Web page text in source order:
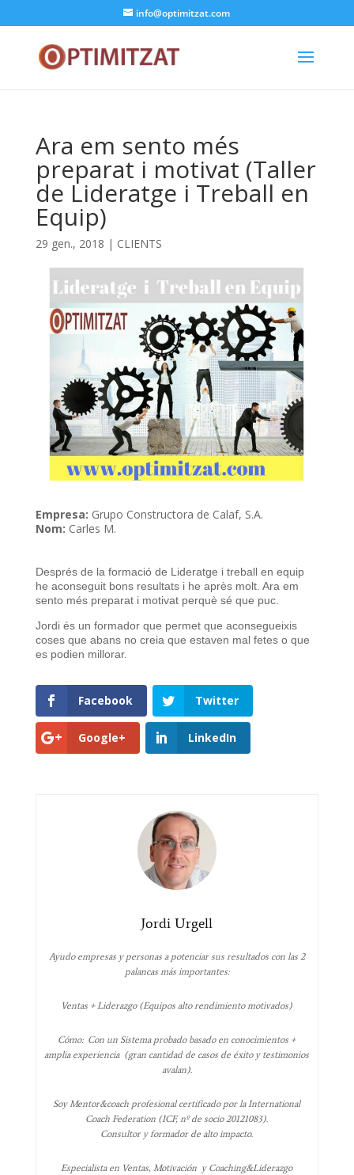
info@optimitzat.com
Ara em sento més
preparat i motivat (Taller
de Lideratge i Treball en
Equip)
29 gen., 2018 | CLIENTS
Empresa: Grupo Constructora de Calaf, S.A.
Nom: Carles M.
Després de la formació de Lideratge i treball en equip
he aconseguit bons resultats i he après molt. Ara em
sento més preparat i motivat perquè sé que puc.
Jordi és un formador que permet que aconsegueixis
coses que abans no creia que estaven mal fetes o que
es podien millorar.
Facebook Twitter
Google+ LinkedIn
Jordi Urgell
Ayudo empresas y personas a potenciar sus resultados con las 2
palancas más importantes:
Ventas + Liderazgo (Equipos alto rendimiento motivados)
Cómo: Con un Sistema probado basado en conocimientos +
amplia experiencia (gran cantidad de casos de éxito y testimonios
avalan).
Soy Mentor&coach profesional certificado por la International
Coach Federation (ICF, nº de socio 20121083).
Consultor y formador de alto impacto.
Especialista en Ventas, Motivación y Coaching&Liderazgo